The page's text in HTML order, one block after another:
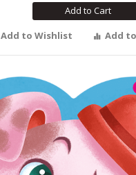
Add to Cart
Add to Wishlist
Add